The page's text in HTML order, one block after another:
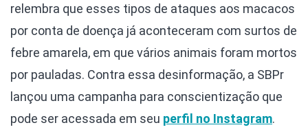
relembra que esses tipos de ataques aos macacos
por conta de doença já aconteceram com surtos de
febre amarela, em que vários animais foram mortos
por pauladas. Contra essa desinformação, a SBPr
lançou uma campanha para conscientização que
pode ser acessada em seu perfil no Instagram.